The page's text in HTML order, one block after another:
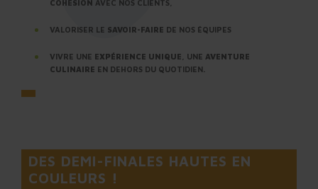
COHÉSION AVEC NOS CLIENTS,
VALORISER LE SAVOIR-FAIRE DE NOS ÉQUIPES
VIVRE UNE EXPÉRIENCE UNIQUE , UNE AVENTURE
CULINAIRE EN DEHORS DU QUOTIDIEN.
DES DEMI-FINALES HAUTES EN
COULEURS !